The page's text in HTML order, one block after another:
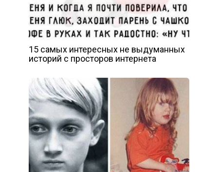
15 самых интересных не выдуманных
историй с просторов интернета